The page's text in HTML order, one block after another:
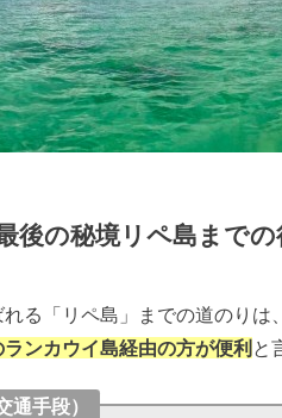
後の秘境リペ島まで
る「リペ島」までの道のり
ンカウイ島経由の方が便利 と
通手段）